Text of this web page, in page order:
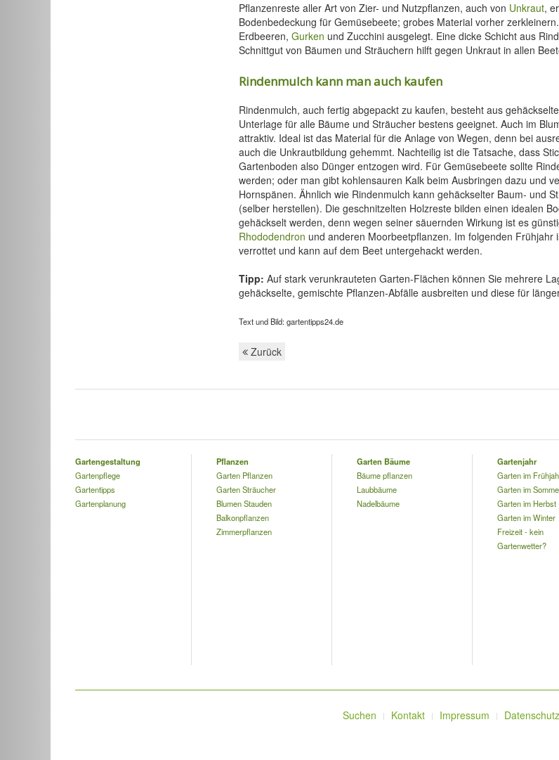
Pflanzenreste aller Art von Zier- und Nutzpflanzen, auch von Unkraut,
Bodenbedeckung für Gemüsebeete; grobes Material vorher
Erdbeeren, Gurken und Zucchini ausgelegt. Eine dicke Schicht aus
Schnittgut von Bäumen und Sträuchern hilft gegen Unkraut in allen
Rindenmulch kann man auch kaufen
Rindenmulch, auch fertig abgepackt zu kaufen, besteht aus
Unterlage für alle Bäume und Sträucher bestens geeignet. Auch im
attraktiv. Ideal ist das Material für die Anlage von Wegen, denn bei
auch die Unkrautbildung gehemmt. Nachteilig ist die Tatsache, dass
Gartenboden also Dünger entzogen wird. Für Gemüsebeete sollte
werden; oder man gibt kohlensauren Kalk beim Ausbringen dazu und
Hornspänen. Ähnlich wie Rindenmulch kann gehäckselter Baum- und
(selber herstellen). Die geschnitzelten Holzreste bilden einen idealen
gehäckselt werden, denn wegen seiner säuernden Wirkung ist es
Rhododendron und anderen Moorbeetpflanzen. Im folgenden Frühjahr
verrottet und kann auf dem Beet untergehackt werden.
Tipp: Auf stark verunkrauteten Garten-Flächen können Sie mehrere
gehäckselte, gemischte Pflanzen-Abfälle ausbreiten und diese für
Text und Bild: gartentipps24.de
Zurück
Gartengestaltung
Gartenpflege
Gartentipps
Gartenplanung
Pflanzen
Garten Pflanzen
Garten Sträucher
Blumen Stauden
Balkonpflanzen
Zimmerpflanzen
Garten Bäume
Bäume pflanzen
Laubbäume
Nadelbäume
Gartenjahr
Garten im
Garten im
Garten im Herbst
Garten im Winter
Freizeit - kein
Gartenwetter?
Suchen Kontakt Impressum